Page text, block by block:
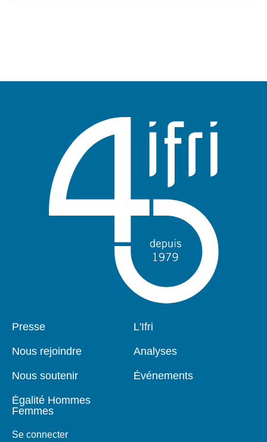
Pied
Presse
Nous rejoindre
Nous soutenir
Égalité Hommes
Femmes
Se connecter
Navigation
L'Ifri
Analyses
Événements